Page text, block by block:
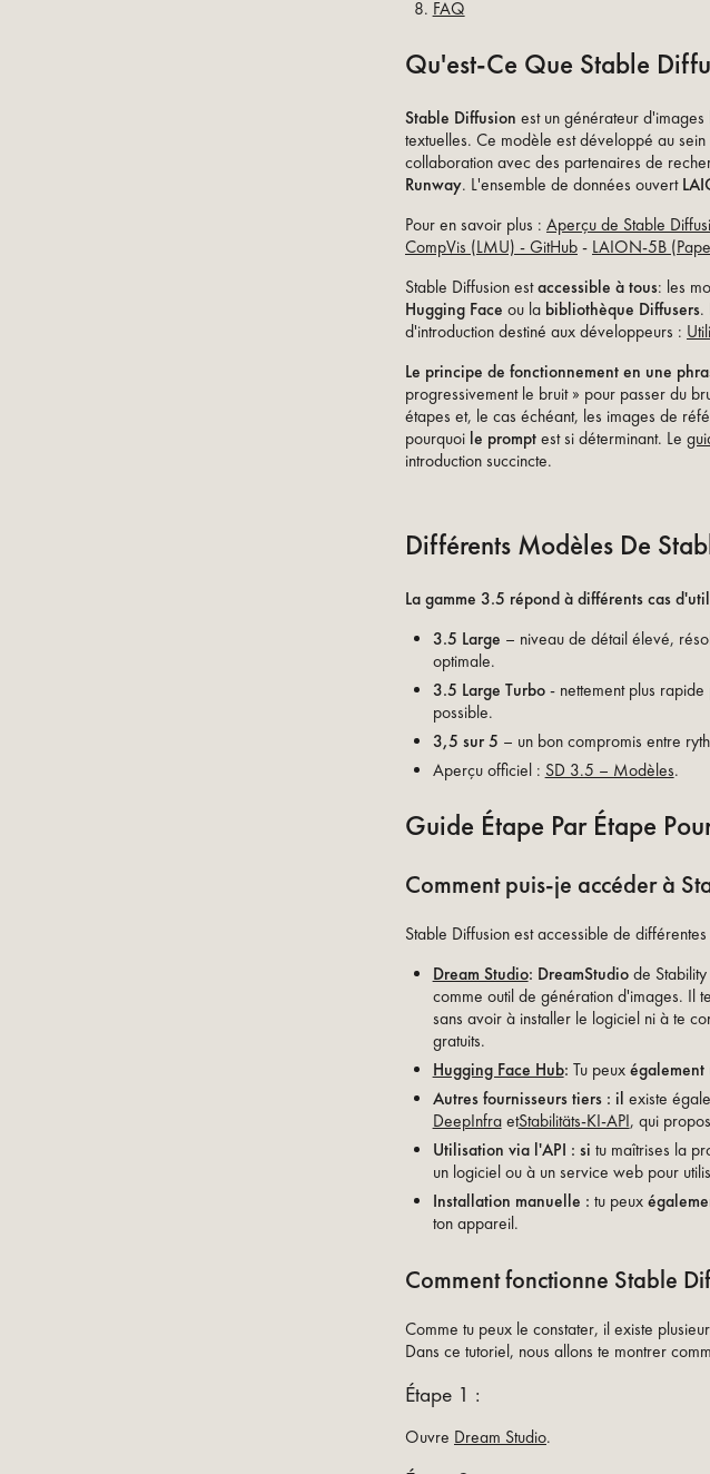
FAQ
Qu'est-Ce Que Stable
Stable Diffusion est un générateur
textuelles. Ce modèle est développé au
collaboration avec des partenaires de
Runway. L'ensemble de données ouvert
Pour en savoir plus : Aperçu de Stable
CompVis (LMU) - GitHub - LAION-5B
Stable Diffusion estaccessible à tous: les
Hugging Face ou la bibliothèque Diffusers.
d'introduction destiné aux développeurs :
Le principe de fonctionnement en une
progressivement le bruit » pour passer du
étapes et, le cas échéant, les images de
pourquoi le prompt est si déterminant. Le
introduction succincte.
Différents Modèles De
La gamme 3.5 répond à différents cas
3.5 Large – niveau de détail élevé,
optimale.
3.5 Large Turbo- nettement plus rapide
possible.
3,5 sur 5 – un bon compromis entre
Aperçu officiel : SD 3.5 – Modèles.
Guide Étape Par Étape
Comment puis-je accéder à
Stable Diffusion est accessible de
Dream Studio: DreamStudio de
comme outil de génération d'images. Il
sans avoir à installer le logiciel ni à te
gratuits.
Hugging Face Hub: Tu peux également
Autres fournisseurs tiers : il existe
DeepInfraetStabilitäts-KI-API, qui
Utilisation via l'API : si tu maîtrises la
un logiciel ou à un service web pour
Installation manuelle : tu peux
ton appareil.
Comment fonctionne Stable
Comme tu peux le constater, il existe
Dans ce tutoriel, nous allons te montrer
Étape 1 :
Ouvre Dream Studio.